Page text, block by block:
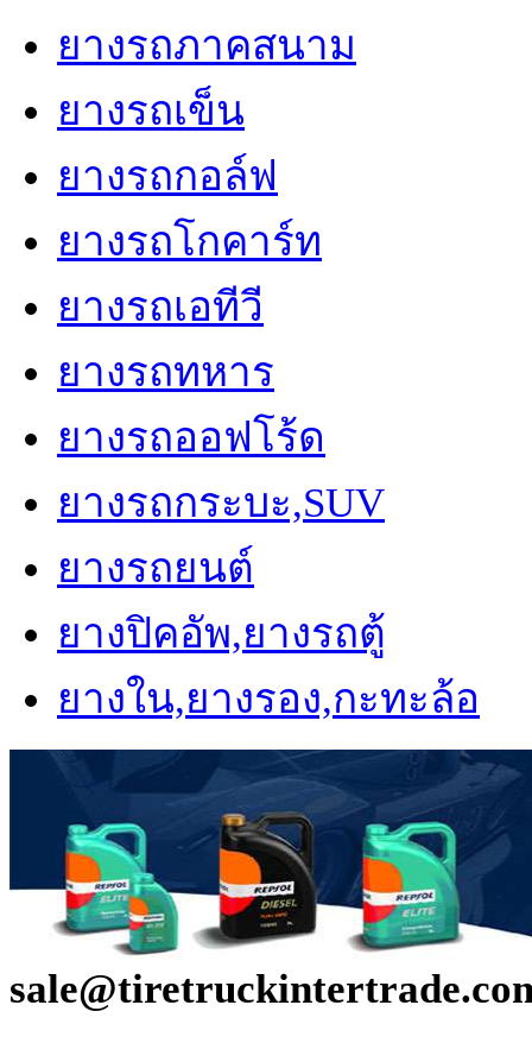
ยางรถภาคสนาม
ยางรถเข็น
ยางรถกอล์ฟ
ยางรถโกคาร์ท
ยางรถเอทีวี
ยางรถทหาร
ยางรถออฟโร้ด
ยางรถกระบะ,SUV
ยางรถยนต์
ยางปิคอัพ,ยางรถตู้
ยางใน,ยางรอง,กะทะล้อ